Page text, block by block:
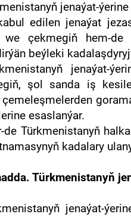
jenaýat-
edilen jenaýat
we çekmegiň hem-
beýleki
jenaýat-
şol sanda iş
çemeleşmelerden
esaslanýar.
de Türkmenistanyň
kadalary
Türkmenistanyň
jenaýat-